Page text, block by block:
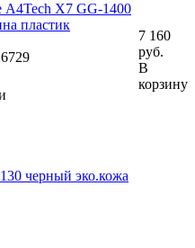
A4Tech X7 GG-1400
пластик
7 160
руб.
В
корзину
черный эко.кожа